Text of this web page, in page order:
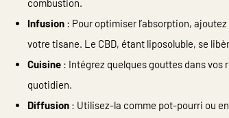
Infusion : Pour optimiser l’absorption,
votre tisane. Le CBD, étant liposoluble, se
Cuisine : Intégrez quelques gouttes dans
quotidien.
Diffusion : Utilisez-la comme pot-pourri ou